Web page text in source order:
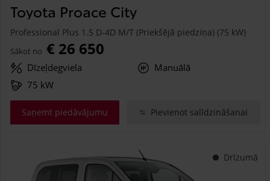
Toyota Proace City
Professional Plus 1.5 D-4D M/T (Priekšējā piedziņa) (75 kW)
Sākot no € 26 650
Dīzeļdegviela
Manuālā
75 kW
Saņemt piedāvājumu Pievienot salīdzināšanai
Drīzumā